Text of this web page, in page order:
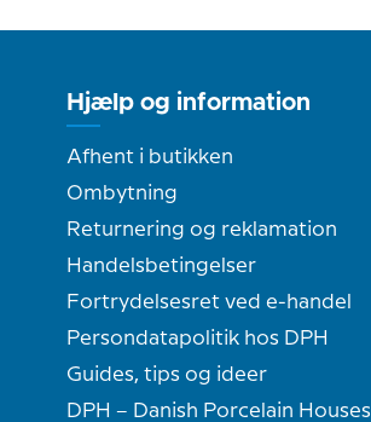
Hjælp og information
Afhent i butikken
Ombytning
Returnering og reklamation
Handelsbetingelser
Fortrydelsesret ved e-handel
Persondatapolitik hos DPH
Guides, tips og ideer
DPH – Danish Porcelain Houses